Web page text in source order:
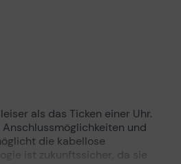
als das Ticken einer Uhr.
und
die kabellose
ist zukunftssicher, da sie